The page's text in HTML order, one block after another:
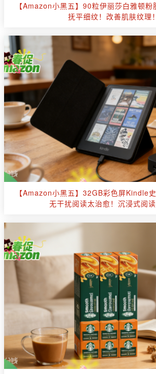
【Amazon小黑五】90粒伊丽莎白雅顿
抚平细纹！改善肌肤纹理！
【Amazon小黑五】32GB彩色屏Kindle
无干扰阅读太治愈！沉浸式阅读